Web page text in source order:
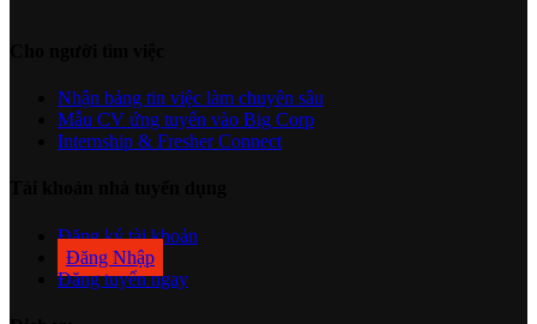
Nhận bảng tin việc làm chuyên sâu
Mẫu CV ứng tuyển vào Big Corp
Internship & Fresher Connect
Đăng ký tài khoản
Đăng Nhập
Đăng tuyển ngay